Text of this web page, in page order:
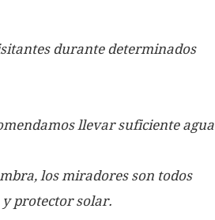
durante determinados
llevar suficiente agua
los miradores son todos
y protector solar.